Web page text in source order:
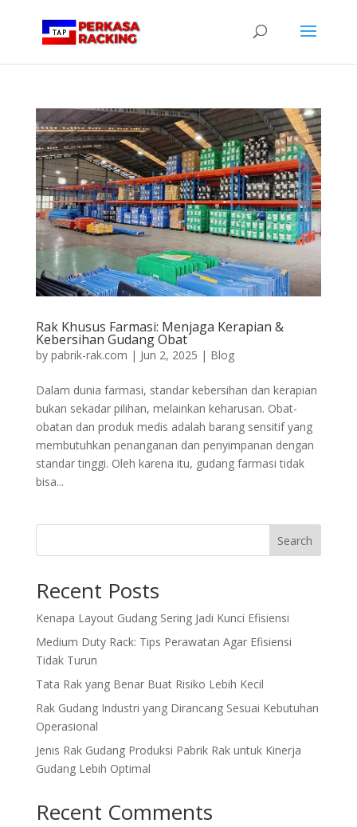
Rak Khusus Farmasi: Menjaga Kerapian &
Kebersihan Gudang Obat
by pabrik-rak.com | Jun 2, 2025 | Blog
Dalam dunia farmasi, standar kebersihan dan kerapian
bukan sekadar pilihan, melainkan keharusan. Obat-
obatan dan produk medis adalah barang sensitif yang
membutuhkan penanganan dan penyimpanan dengan
standar tinggi. Oleh karena itu, gudang farmasi tidak
bisa...
Search
Recent Posts
Kenapa Layout Gudang Sering Jadi Kunci Efisiensi
Medium Duty Rack: Tips Perawatan Agar Efisiensi
Tidak Turun
Tata Rak yang Benar Buat Risiko Lebih Kecil
Rak Gudang Industri yang Dirancang Sesuai Kebutuhan
Operasional
Jenis Rak Gudang Produksi Pabrik Rak untuk Kinerja
Gudang Lebih Optimal
Recent Comments